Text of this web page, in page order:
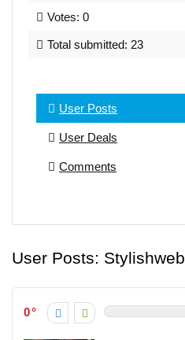
Votes: 0
Total submitted: 23
User Posts
User Deals
Comments
User Posts: Stylishweb
0